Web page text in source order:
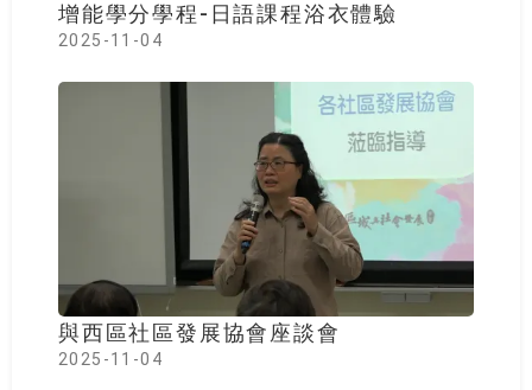
增能學分學程-日語課程浴衣體驗
2025-11-04
與西區社區發展協會座談會
2025-11-04